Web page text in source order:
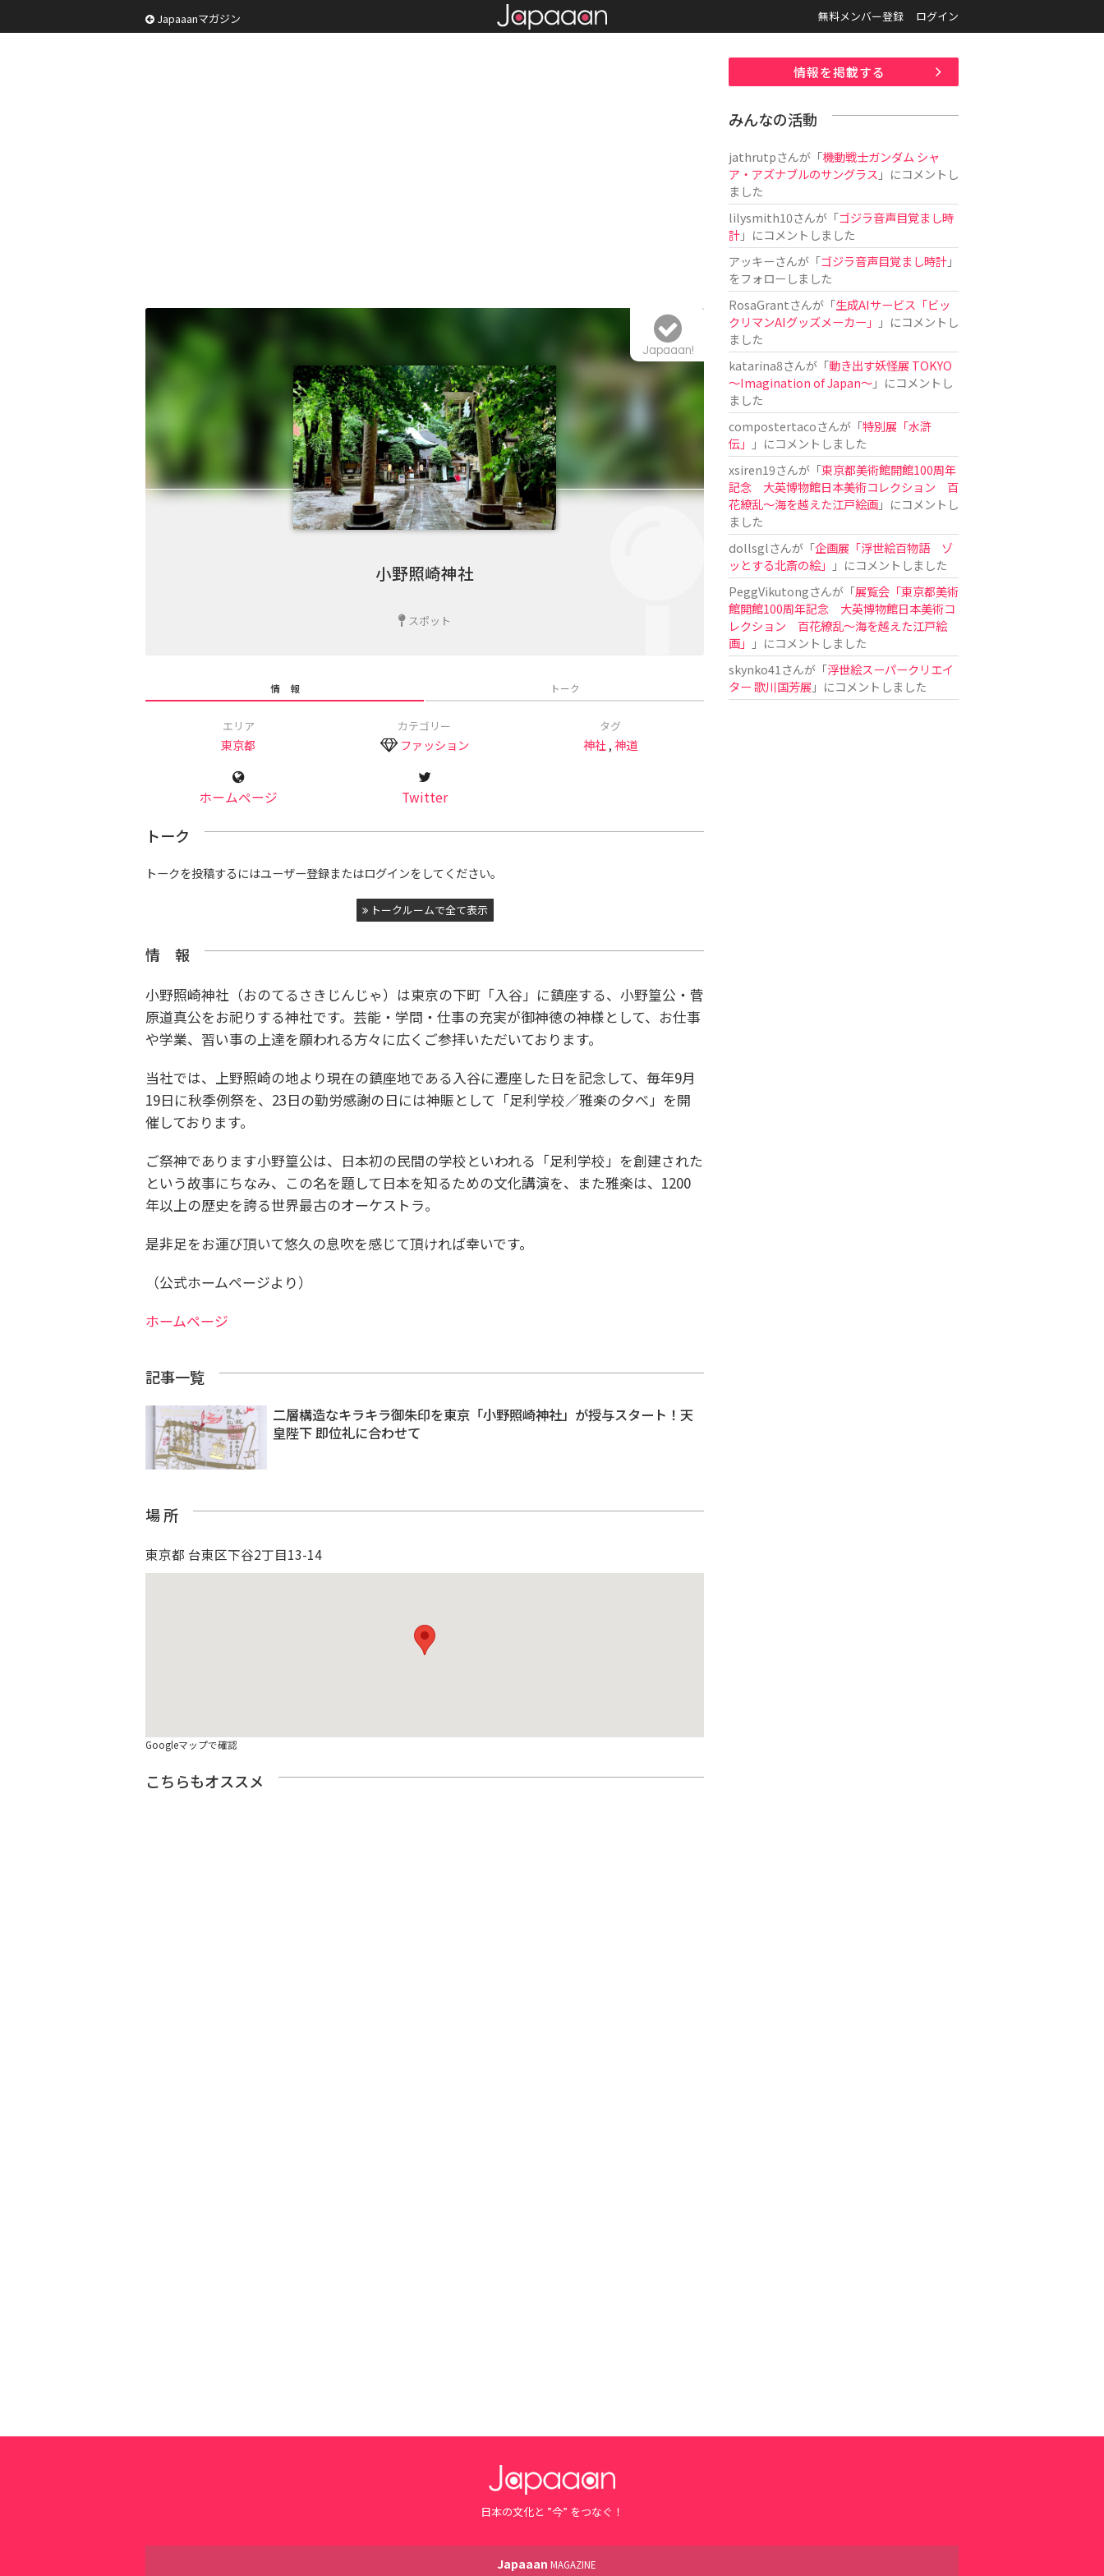
Japaaanマガジン 無料メンバー登録 ログイン
小野照崎神社
スポット
Japaaan!
情 報 トーク
エリア
東京都
カテゴリー
ファッション
タグ
神社,神道
ホームページ Twitter
トーク
トークを投稿するにはユーザー登録またはログインをしてください。
トークルームで全て表示
情 報
小野照崎神社（おのてるさきじんじゃ）は東京の下町「入谷」に鎮座する、小野篁公・菅
原道真公をお祀りする神社です。芸能・学問・仕事の充実が御神徳の神様として、お仕事
や学業、習い事の上達を願われる方々に広くご参拝いただいております。
当社では、上野照崎の地より現在の鎮座地である入谷に遷座した日を記念して、毎年9月
19日に秋季例祭を、23日の勤労感謝の日には神賑として「足利学校／雅楽の夕べ」を開
催しております。
ご祭神であります小野篁公は、日本初の民間の学校といわれる「足利学校」を創建された
という故事にちなみ、この名を題して日本を知るための文化講演を、また雅楽は、1200
年以上の歴史を誇る世界最古のオーケストラ。
是非足をお運び頂いて悠久の息吹を感じて頂ければ幸いです。
（公式ホームページより）
ホームページ
記事一覧
二層構造なキラキラ御朱印を東京「小野照崎神社」が授与スタート！天
皇陛下 即位礼に合わせて
場 所
東京都 台東区下谷2丁目13-14
Googleマップで確認
こちらもオススメ
情報を掲載する
みんなの活動
jathrutpさんが「機動戦士ガンダム シャ
ア・アズナブルのサングラス 」にコメントし
ました
lilysmith10さんが「ゴジラ音声目覚まし時
計」にコメントしました
アッキーさんが「ゴジラ音声目覚まし時計」
をフォローしました
RosaGrantさんが「生成AIサービス「ビッ
クリマンAIグッズメーカー」
」にコメントし
ました
katarina8さんが「動き出す妖怪展 TOKYO
〜Imagination of Japan〜」にコメントし
ました
compostertacoさんが「特別展「水滸
伝」
」にコメントしました
xsiren19さんが「東京都美術館開館100周年
記念 大英博物館日本美術コレクション 百
花繚乱～海を越えた江戸絵画」にコメントし
ました
dollsglさんが「企画展「浮世絵百物語 ゾ
ッとする北斎の絵」
」にコメントしました
PeggVikutongさんが「展覧会「東京都美術
館開館100周年記念 大英博物館日本美術コ
レクション 百花繚乱〜海を越えた江戸絵
画」
」にコメントしました
skynko41 さんが「浮世絵スーパークリエイ
ター 歌川国芳展 」にコメントしました
日本の文化と ”今” をつなぐ！
Japaaan MAGAZINE